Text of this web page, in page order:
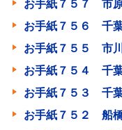
お手紙７５７ 市
お手紙７５６ 千
お手紙７５５ 市
お手紙７５４ 千
お手紙７５３ 千
お手紙７５２ 船